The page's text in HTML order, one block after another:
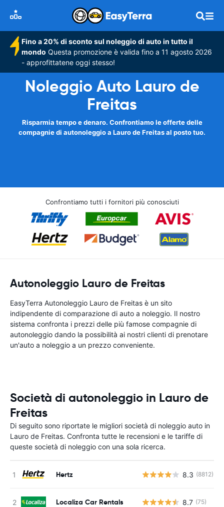
Fino a 20% di sconto sul noleggio di auto in tutto il
mondo Questa promozione è valida fino a 11 agosto 2026
- approfittatene oggi stesso!
Noleggio Auto Lauro de
Freitas
Risparmia tempo e denaro. Confrontiamo le offerte delle
compagnie di autonoleggio a Lauro de Freitas al posto tuo.
Confrontiamo tutti i fornitori più conosciuti
Autonoleggio Lauro de Freitas
EasyTerra Autonoleggio Lauro de Freitas è un sito
indipendente di comparazione di auto a noleggio. Il nostro
sistema confronta i prezzi delle più famose compagnie di
autonoleggio dando la possibilità ai nostri clienti di prenotare
un'auto a noleggio a un prezzo conveniente.
Società di autonoleggio in Lauro de
Freitas
Di seguito sono riportate le migliori società di noleggio auto in
Lauro de Freitas. Confronta tutte le recensioni e le tariffe di
queste società di noleggio con una sola ricerca.
Hertz 8.3 (8812)
Localiza Car Rentals 8.7 (75)